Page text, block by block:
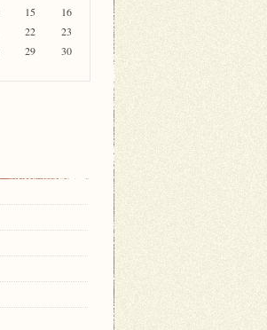
15
16
22
23
29
30